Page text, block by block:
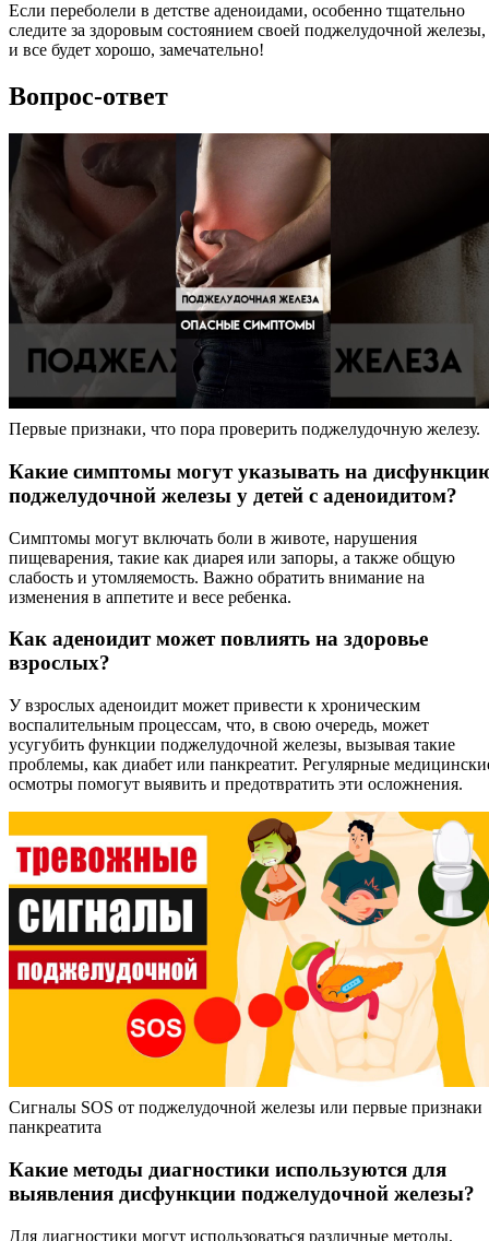
Если переболели в детстве аденоидами, особенно тщательно
следите за здоровым состоянием своей поджелудочной железы,
и все будет хорошо, замечательно!
Вопрос-ответ
Первые признаки, что пора проверить поджелудочную железу.
Какие симптомы могут указывать на
поджелудочной железы у детей с аденоидитом?
Симптомы могут включать боли в животе, нарушения
пищеварения, такие как диарея или запоры, а также общую
слабость и утомляемость. Важно обратить внимание на
изменения в аппетите и весе ребенка.
Как аденоидит может повлиять на здоровье
взрослых?
У взрослых аденоидит может привести к хроническим
воспалительным процессам, что, в свою очередь, может
усугубить функции поджелудочной железы, вызывая такие
проблемы, как диабет или панкреатит. Регулярные
осмотры помогут выявить и предотвратить эти осложнения.
Сигналы SOS от поджелудочной железы или первые признаки
панкреатита
Какие методы диагностики используются для
выявления дисфункции поджелудочной железы?
Для диагностики могут использоваться различные методы,